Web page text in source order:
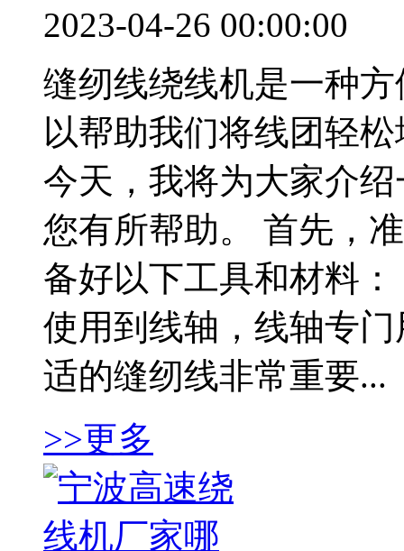
2023-04-26 00:00:00
缝纫线绕线机是一种
以帮助我们将线团轻
今天，我将为大家介
您有所帮助。 首先，
备好以下工具和材料
使用到线轴，线轴专
适的缝纫线非常重要...
>>更多